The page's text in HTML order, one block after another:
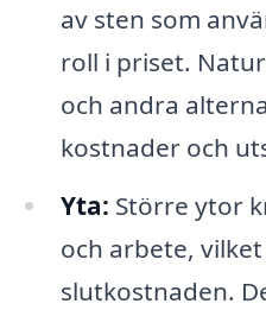
av sten som
roll i priset.
och andra
kostnader och
Yta: Större ytor
och arbete,
slutkostnaden.